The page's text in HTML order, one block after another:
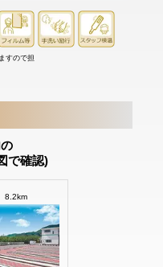
すので担
で確認)
8.2km